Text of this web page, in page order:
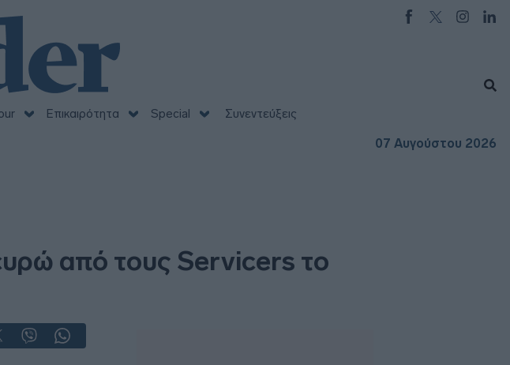
Επικαιρότητα Special
Συνεντεύξεις
07 Αυγούστου 2026
από τους Servicers το